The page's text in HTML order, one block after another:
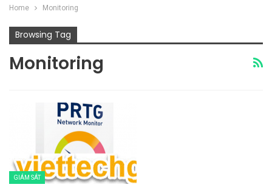
Home Monitoring
Browsing Tag
Monitoring
GIÁM SÁT